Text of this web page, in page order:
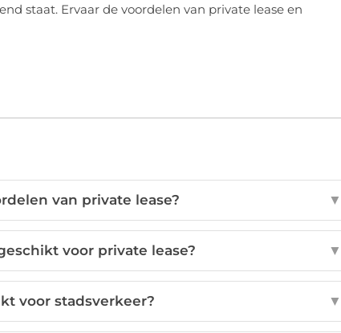
staat. Ervaar de voordelen van private lease en
van private lease? ▼
voor private lease? ▼
voor stadsverkeer? ▼